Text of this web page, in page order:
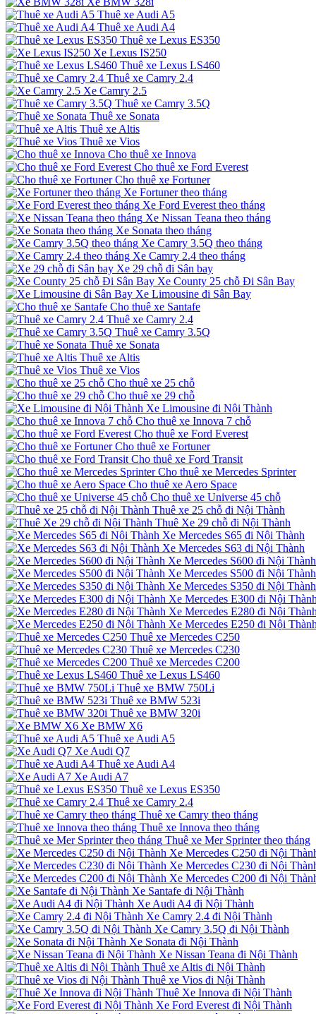
Thuê xe Audi A5
Thuê xe Audi A4
Thuê xe Lexus ES350
Xe Lexus IS250
Thuê xe Lexus LS460
Thuê xe Camry 2.4
Xe Camry 2.5
Thuê xe Camry 3.5Q
Thuê xe Sonata
Thuê xe Altis
Thuê xe Vios
Cho thuê xe Innova
Cho thuê xe Ford Everest
Cho thuê xe Fortuner
Xe Fortuner theo tháng
Xe Ford Everest theo tháng
Xe Nissan Teana theo tháng
Xe Sonata theo tháng
Xe Camry 3.5Q theo tháng
Xe Camry 2.4 theo tháng
Xe 29 chỗ đi Sân bay
Xe County 25 chỗ Đi Sân Bay
Xe Limousine đi Sân Bay
Cho thuê xe Santafe
Thuê xe Camry 2.4
Thuê xe Camry 3.5Q
Thuê xe Sonata
Thuê xe Altis
Thuê xe Vios
Cho thuê xe 25 chỗ
Cho thuê xe 29 chỗ
Xe Limousine đi Nội Thành
Cho thuê xe Innova 7 chỗ
Cho thuê xe Ford Everest
Cho thuê xe Fortuner
Cho thuê xe Ford Transit
Cho thuê xe Mercedes Sprinter
Cho thuê xe Aero Space
Cho thuê xe Universe 45 chỗ
Thuê xe 25 chỗ đi Nội Thành
Thuê Xe 29 chỗ đi Nội Thành
Xe Mercedes S65 đi Nội Thành
Xe Mercedes S63 đi Nội Thành
Xe Mercedes S600 đi Nội Thành
Xe Mercedes S500 đi Nội Thành
Xe Mercedes S350 đi Nội Thành
Xe Mercedes E300 đi Nội
Xe Mercedes E280 đi Nội
Xe Mercedes E250 đi Nội
Thuê xe Mercedes C250
Thuê xe Mercedes C230
Thuê xe Mercedes C200
Thuê xe Lexus LS460
Thuê xe BMW 750Li
Thuê xe BMW 523i
Thuê xe BMW 320i
Xe BMW X6
Thuê xe Audi A5
Xe Audi Q7
Thuê xe Audi A4
Xe Audi A7
Thuê xe Lexus ES350
Thuê xe Camry 2.4
Thuê xe Camry theo tháng
Thuê xe Innova theo tháng
Thuê xe Mer Sprinter theo tháng
Xe Mercedes C250 đi Nội
Xe Mercedes C230 đi Nội
Xe Mercedes C200 đi Nội
Xe Santafe đi Nội Thành
Xe Audi A4 đi Nội Thành
Xe Camry 2.4 đi Nội Thành
Xe Camry 3.5Q đi Nội Thành
Xe Sonata đi Nội Thành
Xe Nissan Teana đi Nội Thành
Thuê xe Altis đi Nội Thành
Thuê xe Vios đi Nội Thành
Thuê Xe Innova đi Nội Thành
Xe Ford Everest đi Nội Thành